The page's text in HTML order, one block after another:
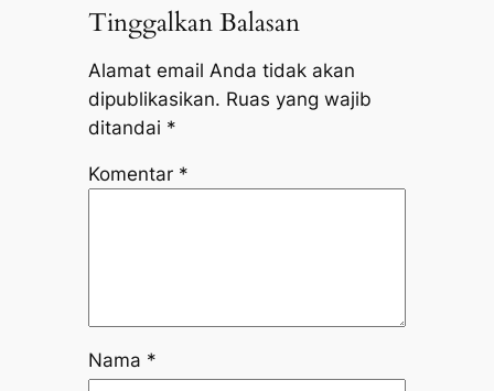
Tinggalkan Balasan
Alamat email Anda tidak akan
dipublikasikan. Ruas yang wajib
ditandai *
Komentar *
Nama *